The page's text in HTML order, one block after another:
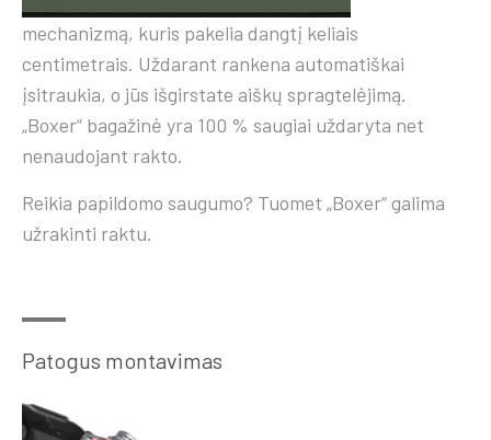
mechanizmą, kuris pakelia dangtį keliais
centimetrais. Uždarant rankena automatiškai
įsitraukia, o jūs išgirstate aiškų spragtelėjimą.
„Boxer“ bagažinė yra 100 % saugiai uždaryta net
nenaudojant rakto.
Reikia papildomo saugumo? Tuomet „Boxer“ galima
užrakinti raktu.
Patogus montavimas